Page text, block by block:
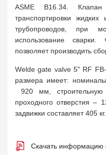
ASME B16.34. Клапан
транспортировки
трубопроводов, при
использование
позволяет производить
Welde gate valve 5" RF
размера имеет:
920 мм,
проходного отверстия
задвижки составляет 405 кг.
Скачать информацию